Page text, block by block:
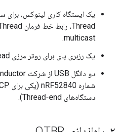
multicast.
یک رزبری پای برای روتر مرزی Thread.
دستگاه‌های Thread-end).